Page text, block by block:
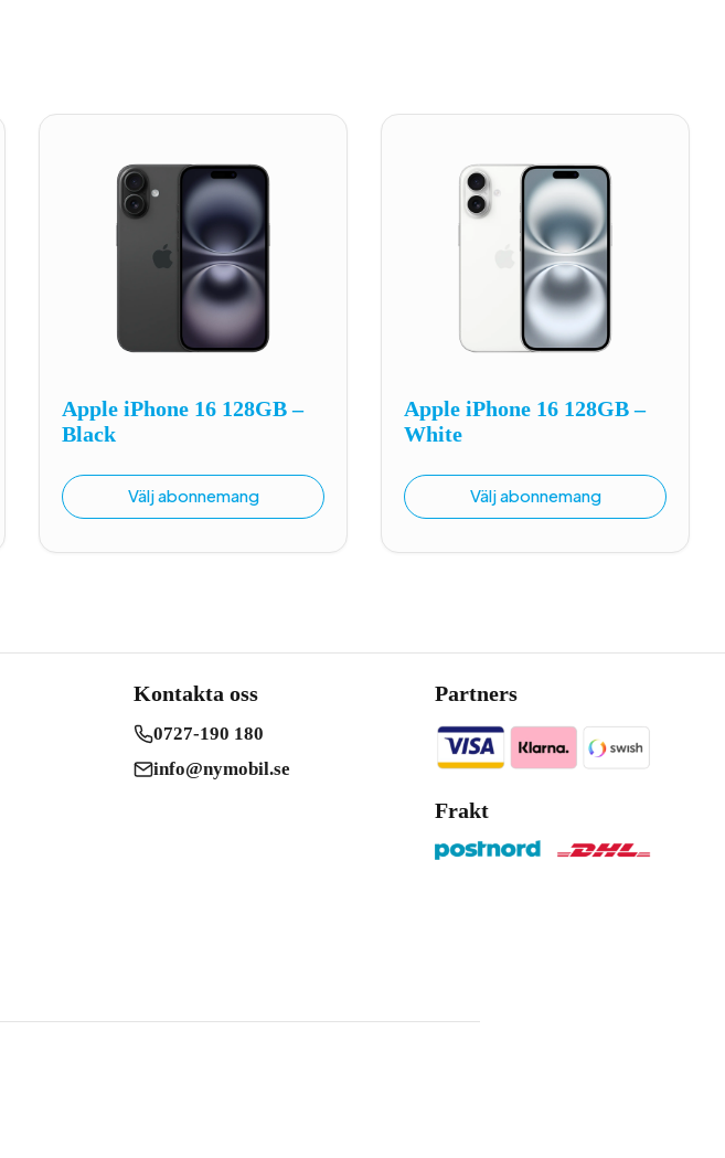
Apple iPhone 16 128GB –
Black
Välj abonnemang
Apple iPhone 16 128GB –
White
Välj abonnemang
Kontakta oss
0727-190 180
info@nymobil.se
Partners
Frakt